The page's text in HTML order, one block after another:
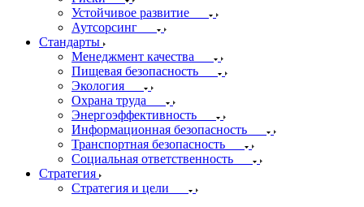
Устойчивое развитие
Аутсорсинг
Стандарты
Менеджмент качества
Пищевая безопасность
Экология
Охрана труда
Энергоэффективность
Информационная безопасность
Транспортная безопасность
Социальная ответственность
Стратегия
Стратегия и цели